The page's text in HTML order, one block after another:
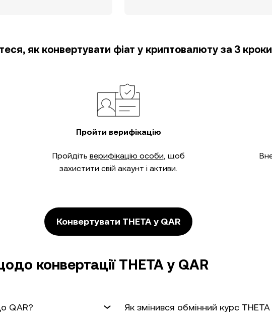
як конвертувати фіат у криптовалюту за 3 кроки
Пройти верифікацію
Пройдіть верифікацію особи, щоб
захистити свій акаунт і активи.
Конвертувати THETA у QAR
конвертації THETA у QAR
QAR? Як змінився обмінний курс